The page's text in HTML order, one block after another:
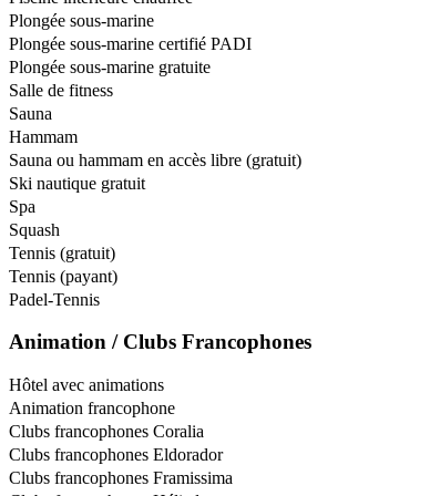
Plongée sous-marine
Plongée sous-marine certifié PADI
Plongée sous-marine gratuite
Salle de fitness
Sauna
Hammam
Sauna ou hammam en accès libre (gratuit)
Ski nautique gratuit
Spa
Squash
Tennis (gratuit)
Tennis (payant)
Padel-Tennis
Animation / Clubs Francophones
Hôtel avec animations
Animation francophone
Clubs francophones Coralia
Clubs francophones Eldorador
Clubs francophones Framissima